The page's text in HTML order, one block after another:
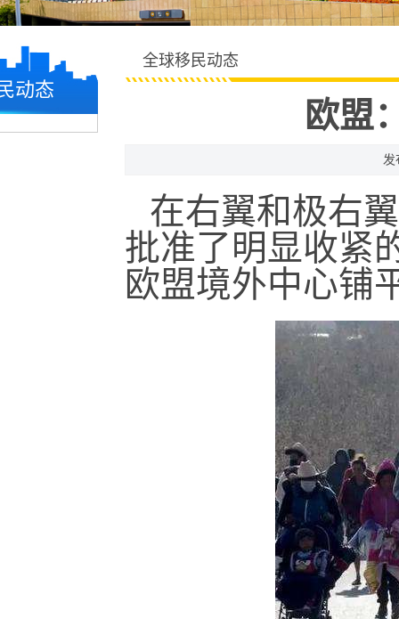
动态
全球移民动态
欧盟
发
在右翼和极右
批准了明显收紧
欧盟境外中心铺